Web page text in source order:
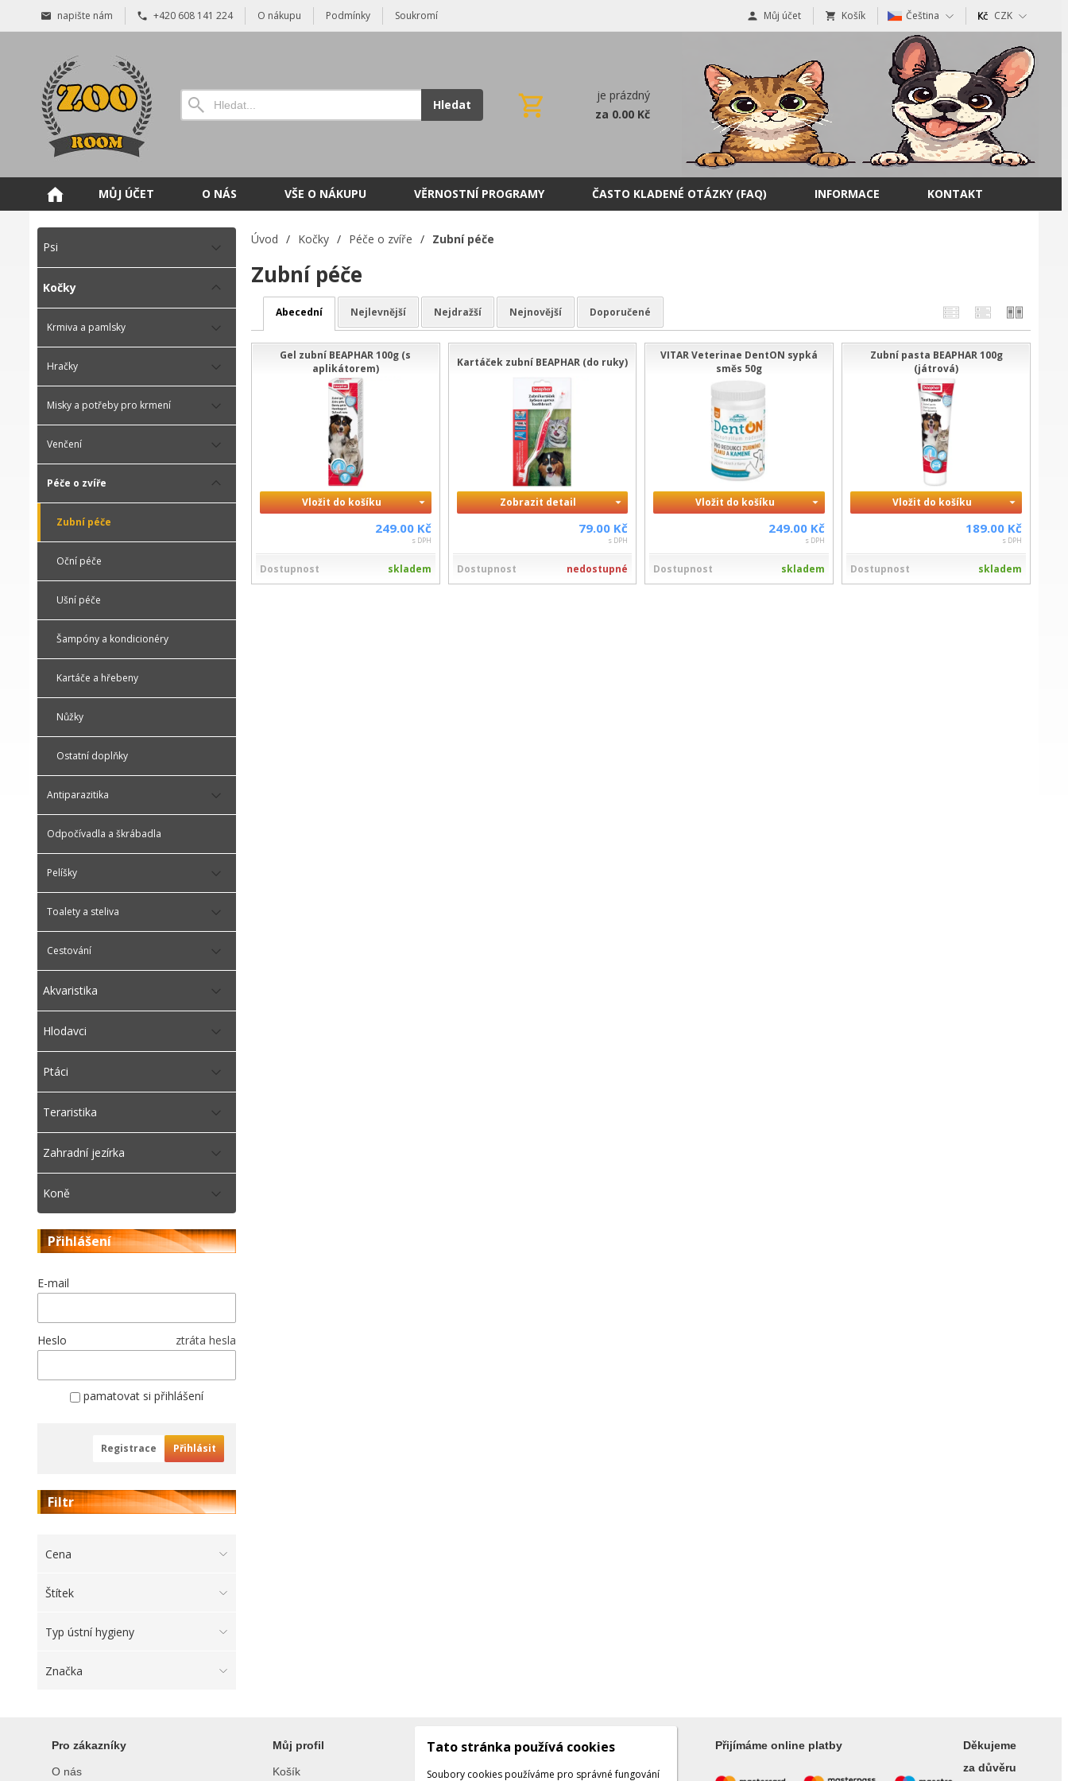
napište nám +420 608 141 224 O nákupu Podmínky Soukromí Můj účet Košík Čeština CZK
Hledat
je prázdný
za 0.00 Kč
MŮJ ÚČET O NÁS VŠE O NÁKUPU VĚRNOSTNÍ PROGRAMY ČASTO KLADENÉ OTÁZKY (FAQ) INFORMACE KONTAKT
Psi
Kočky
Krmiva a pamlsky
Hračky
Misky a potřeby pro krmení
Venčení
Péče o zvíře
Zubní péče
Oční péče
Ušní péče
Šampóny a kondicionéry
Kartáče a hřebeny
Nůžky
Ostatní doplňky
Antiparazitika
Odpočívadla a škrábadla
Pelíšky
Toalety a steliva
Cestování
Akvaristika
Hlodavci
Ptáci
Teraristika
Zahradní jezírka
Koně
Přihlášení
E-mail
Heslo ztráta hesla
pamatovat si přihlášení
Registrace Přihlásit
Filtr
Cena
Štítek
Typ ústní hygieny
Značka
Úvod / Kočky / Péče o zvíře / Zubní péče
Zubní péče
Abecední Nejlevnější Nejdražší Nejnovější Doporučené
Gel zubní BEAPHAR 100g (s
aplikátorem)
Vložit do košíku
249.00 Kč
s DPH
Dostupnost skladem
Kartáček zubní BEAPHAR (do ruky)
Zobrazit detail
79.00 Kč
s DPH
Dostupnost nedostupné
VITAR Veterinae DentON sypká
směs 50g
Vložit do košíku
249.00 Kč
s DPH
Dostupnost skladem
Zubní pasta BEAPHAR 100g
(játrová)
Vložit do košíku
189.00 Kč
s DPH
Dostupnost skladem
Pro zákazníky
O nás
Můj profil
Košík
Kontakty
Kontaktujte nás
Přijímáme online platby
Děkujeme
za důvěru
Tato stránka používá cookies
Soubory cookies používáme pro správné fungování